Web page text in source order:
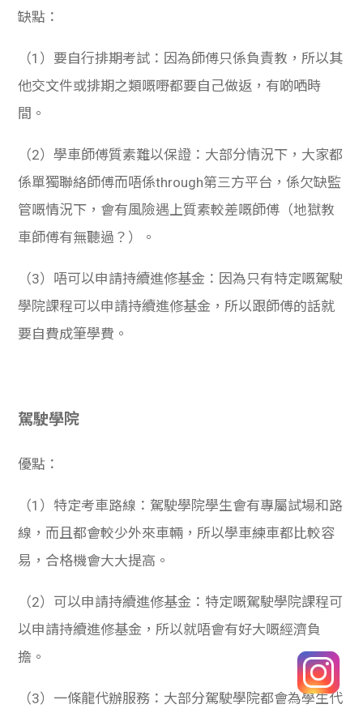
缺點：
（1）要自行排期考試：因為師傅只係負責教，所以其
他交文件或排期之類嘅嘢都要自己做返，有啲哂時
間。
（2）學車師傅質素難以保證：大部分情況下，大家都
係單獨聯絡師傅而唔係through第三方平台，係欠缺監
管嘅情況下，會有風險遇上質素較差嘅師傅（地獄教
車師傅有無聽過？）。
（3）唔可以申請持續進修基金：因為只有特定嘅駕駛
學院課程可以申請持續進修基金，所以跟師傅的話就
要自費成筆學費。
駕駛學院
優點：
（1）特定考車路線：駕駛學院學生會有專屬試場和路
線，而且都會較少外來車輛，所以學車練車都比較容
易，合格機會大大提高。
（2）可以申請持續進修基金：特定嘅駕駛學院課程可
以申請持續進修基金，所以就唔會有好大嘅經濟負
擔。
（3）一條龍代辦服務：大部分駕駛學院都會為學生代